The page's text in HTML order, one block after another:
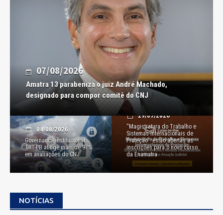
07/08/2026
Amatra 13 parabeniza o juiz André Machado,
designado para compor comitê do CNJ
04/08/2026
Governança institucional:
TRT-PB atinge mais de 97%
em avaliações do CNJ
29/07/2026
“Magistratura do Trabalho e
Sistemas Internacionais de
Proteção”: estão abertas as
inscrições para o novo curso
da Enamatra
NOTÍCIAS